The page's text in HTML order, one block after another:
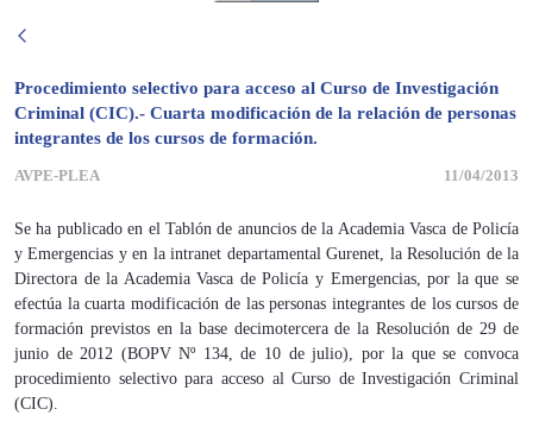
Procedimiento selectivo para acceso al Curso de Investigación
Criminal (CIC).- Cuarta modificación de la relación de personas
integrantes de los cursos de formación.
AVPE-PLEA 11/04/2013
Se ha publicado en el Tablón de anuncios de la Academia Vasca de Policía
y Emergencias y en la intranet departamental Gurenet, la Resolución de la
Directora de la Academia Vasca de Policía y Emergencias, por la que se
efectúa la cuarta modificación de las personas integrantes de los cursos de
formación previstos en la base decimotercera de la Resolución de 29 de
junio de 2012 (BOPV Nº 134, de 10 de julio), por la que se convoca
procedimiento selectivo para acceso al Curso de Investigación Criminal
(CIC).